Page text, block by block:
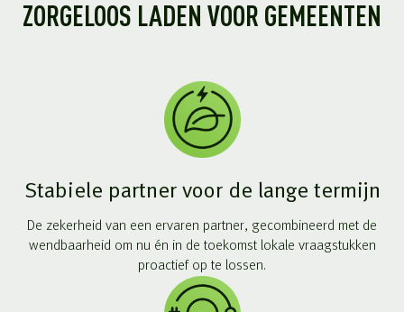
ZORGELOOS LADEN VOOR GEMEENTEN
Stabiele partner voor de lange termijn
De zekerheid van een ervaren partner, gecombineerd met de
wendbaarheid om nu én in de toekomst lokale vraagstukken
proactief op te lossen.